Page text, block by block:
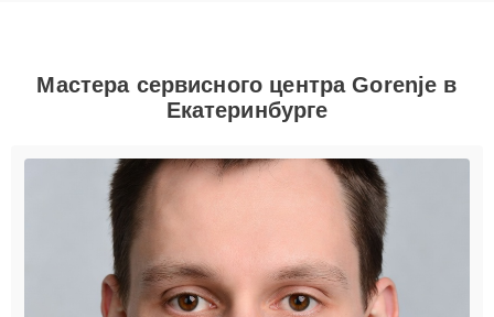
Мастера сервисного центра Gorenje в
Екатеринбурге